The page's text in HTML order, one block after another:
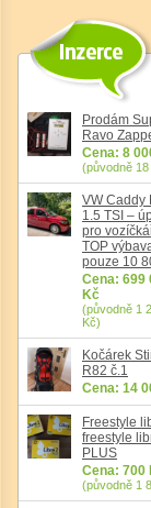
Prodám
Ravo
Cena: 8
(původně 18
VW Caddy
1.5 TSI –
pro
TOP
pouze 10
Cena: 699
Kč
(původně 1
Kč)
Kočárek
R82 č.1
Cena: 14
Freestyle
freestyle
PLUS
Cena: 700
(původně 1